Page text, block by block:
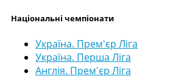
Національні чемпіонати
Україна. Прем'єр Ліга
Україна. Перша Ліга
Англія. Прем'єр Ліга